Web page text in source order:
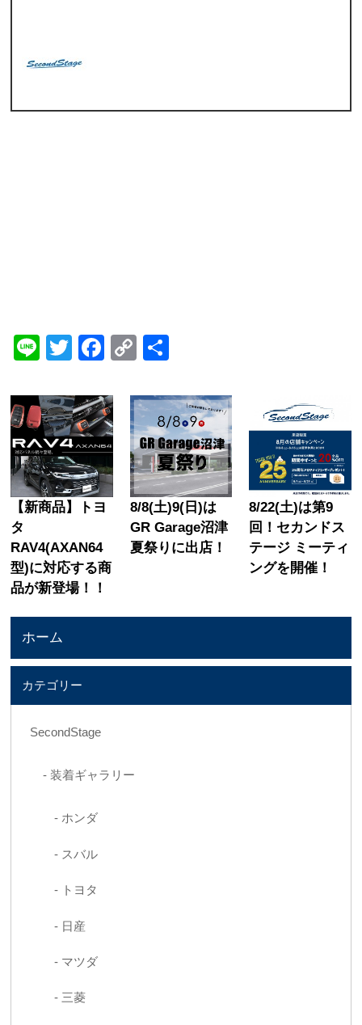
LineTwitter
Facebook
Copy
【新商品】トヨ
タ
RAV4(AXAN64
型)に対応する商
品が新登場！！
8/8(土)9(日)は
GR Garage沼津
夏祭りに出店！
8/22(土)は第9
回！セカンドス
テージ ミーティ
ングを開催！
ホーム
カテゴリー
SecondStage
装着ギャラリー
ホンダ
スバル
トヨタ
日産
マツダ
三菱